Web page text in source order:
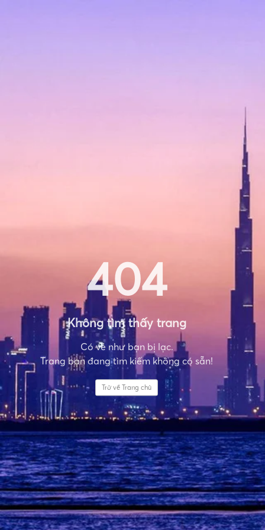
404
Không tìm thấy trang
Có vẻ như bạn bị lạc.
Trang bạn đang tìm kiếm không có sẵn!
Trở về Trang chủ